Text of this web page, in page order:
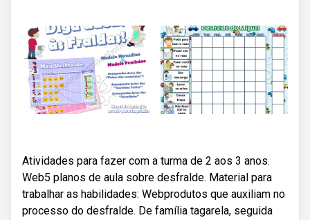
Atividades para fazer com a turma de 2 aos 3 anos.
Web5 planos de aula sobre desfralde. Material para
trabalhar as habilidades: Webprodutos que auxiliam no
processo do desfralde. De família tagarela, seguida